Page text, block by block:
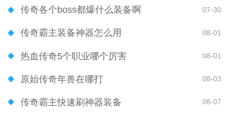
传奇各个boss都爆什么装备啊 07-30
传奇霸主装备神器怎么用 08-01
热血传奇5个职业哪个厉害 08-01
原始传奇年兽在哪打 08-03
传奇霸主快速刷神器装备 08-07